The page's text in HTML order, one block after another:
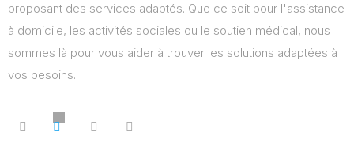
proposant des services adaptés. Que ce soit pour l'assistance
à domicile, les activités sociales ou le soutien médical, nous
sommes là pour vous aider à trouver les solutions adaptées à
vos besoins.